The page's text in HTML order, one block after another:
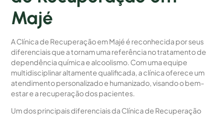
Majé
A Clínica de Recuperação em Majé é reconhecida por seus
diferenciais que a tornam uma referência no tratamento de
dependência química e alcoolismo. Com uma equipe
multidisciplinar altamente qualificada, a clínica oferece um
atendimento personalizado e humanizado, visando o bem-
estar e a recuperação dos pacientes.
Um dos principais diferenciais da Clínica de Recuperação